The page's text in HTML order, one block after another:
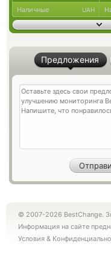
Наличные UAH
Предложения
© 2007-2026 BestChange.
Информация на сайте
Условия &